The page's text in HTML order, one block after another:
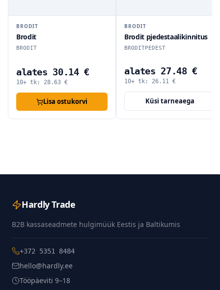
BRODIT
Brodit
BRODIT
alates 30.14 €
10+ tk: 28.63 €
Lisa ostukorvi
BRODIT
Brodit pjedestaalikinnitus
BRODITPEDEST
alates 27.48 €
10+ tk: 26.11 €
Küsi tarneaega
Hardly Trade
B2B kassaseadmete hulgimüük Eestis ja Baltikumis
+372 5351 8484
hello@hardly.ee
Tööpäeviti 9–18